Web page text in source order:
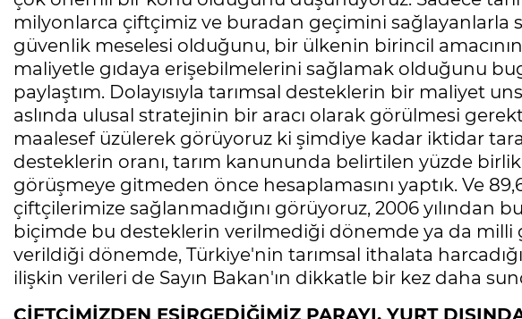
milyonlarca çiftçimiz ve buradan geçimini sağlayanlarla
güvenlik meselesi olduğunu, bir ülkenin birincil
maliyetle gıdaya erişebilmelerini sağlamak olduğunu
paylaştım. Dolayısıyla tarımsal desteklerin bir maliyet
aslında ulusal stratejinin bir aracı olarak görülmesi
maalesef üzülerek görüyoruz ki şimdiye kadar iktidar
desteklerin oranı, tarım kanununda belirtilen yüzde birlik
görüşmeye gitmeden önce hesaplamasını yaptık. Ve
çiftçilerimize sağlanmadığını görüyoruz, 2006 yılından
biçimde bu desteklerin verilmediği dönemde ya da milli
verildiği dönemde, Türkiye'nin tarımsal ithalata
ilişkin verileri de Sayın Bakan'ın dikkatle bir kez daha